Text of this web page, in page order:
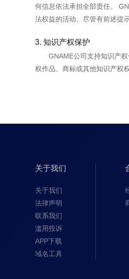
何信息依法承担全部责任。
法权益的活动。尽管有前述提
3. 知识产权保护
GNAME公司支持知识产
权作品、商标或其他知识产权
关于我们
关于我们
法律声明
联系我们
滥用投诉
APP下载
域名工具